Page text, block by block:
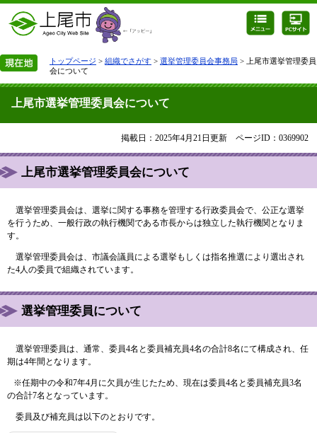
トップページ > 組織でさがす > 選挙管理委員会事務局 > 上尾市選挙管理委員
会について
上尾市選挙管理委員会について
掲載日：2025年4月21日更新 ページID：0369902
上尾市選挙管理委員会について
選挙管理委員会は、選挙に関する事務を管理する行政委員会で、公正な選挙
を行うため、一般行政の執行機関である市長からは独立した執行機関となりま
す。
選挙管理委員会は、市議会議員による選挙もしくは指名推選により選出され
た4人の委員で組織されています。
選挙管理委員について
選挙管理委員は、通常、委員4名と委員補充員4名の合計8名にて構成され、任
期は4年間となります。
※任期中の令和7年4月に欠員が生じたため、現在は委員4名と委員補充員3名
の合計7名となっています。
委員及び補充員は以下のとおりです。